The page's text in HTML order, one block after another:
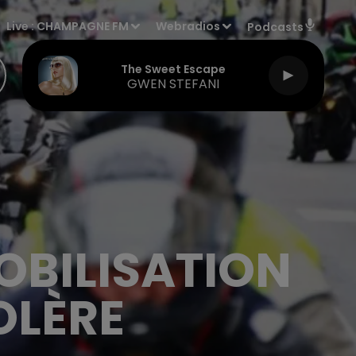
Live :CHAMPAGNE FM Webradios Podcasts
The Sweet Escape
GWEN STEFANI